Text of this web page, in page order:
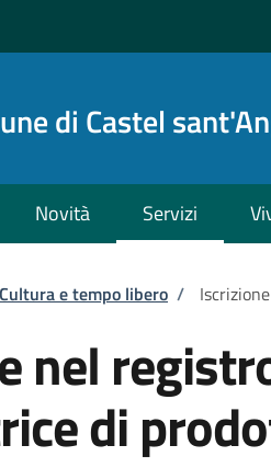
di Castel
Novità Servizi
pane
Cultura e tempo libero /
nel
di